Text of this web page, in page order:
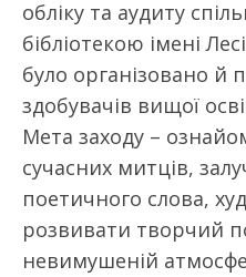
обліку та аудиту
бібліотекою імені
було організовано й
здобувачів вищої
Мета заходу –
сучасних митців,
поетичного слова,
розвивати творчий
невимушеній